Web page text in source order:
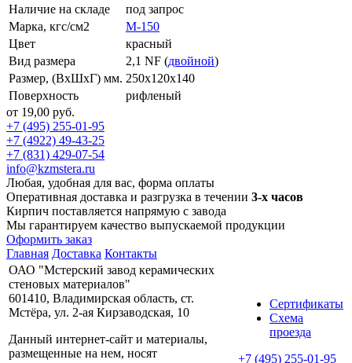
Наличие на складе
под запрос
Марка, кгс/см2
M-150
Цвет
красный
Вид размера
2,1 NF (двойной)
Размер, (ВхШхГ) мм. 250x120x140
Поверхность
рифленый
от 19,00 руб.
+7 (495) 255-01-95
+7 (4922) 49-43-25
+7 (831) 429-07-54
info@kzmstera.ru
Любая, удобная для вас, форма оплаты
Оперативная доставка и разгрузка в течении 3-х часов
Кирпич поставляется напрямую с завода
Мы гарантируем качество выпускаемой продукции
Оформить заказ
Главная Доставка Контакты
ОАО "Мстерский завод керамических
стеновых материалов"
601410, Владимирская область, ст.
Мстёра, ул. 2-ая Кирзаводская, 10
Данный интернет-сайт и материалы,
размещенные на нем, носят
Сертификаты
Схема
проезда
+7 (495) 255-01-95